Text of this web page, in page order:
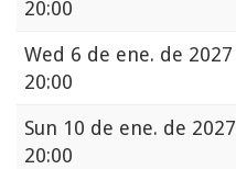
20:00
Wed 6 de ene. de 2027
20:00
Sun 10 de ene. de 2027
20:00